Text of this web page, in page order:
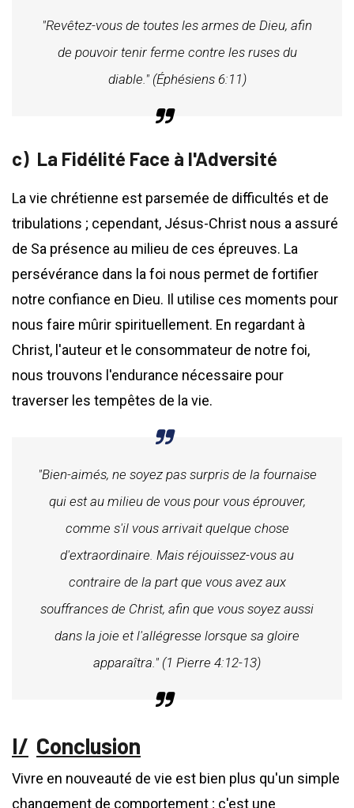
"Revêtez-vous de toutes les armes de Dieu, afin
de pouvoir tenir ferme contre les ruses du
diable." (Éphésiens 6:11)
La Fidélité Face à l'Adversité
La vie chrétienne est parsemée de difficultés et de
tribulations ; cependant, Jésus-Christ nous a assuré
de Sa présence au milieu de ces épreuves. La
persévérance dans la foi nous permet de fortifier
notre confiance en Dieu. Il utilise ces moments pour
nous faire mûrir spirituellement. En regardant à
Christ, l'auteur et le consommateur de notre foi,
nous trouvons l'endurance nécessaire pour
traverser les tempêtes de la vie.
"Bien-aimés, ne soyez pas surpris de la fournaise
qui est au milieu de vous pour vous éprouver,
comme s'il vous arrivait quelque chose
d'extraordinaire. Mais réjouissez-vous au
contraire de la part que vous avez aux
souffrances de Christ, afin que vous soyez aussi
dans la joie et l'allégresse lorsque sa gloire
apparaîtra." (1 Pierre 4:12-13)
Conclusion
Vivre en nouveauté de vie est bien plus qu'un simple
changement de comportement ; c'est une